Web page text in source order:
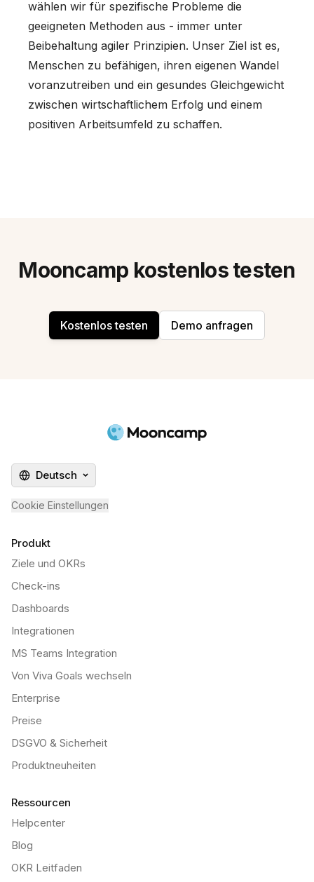
wählen wir für spezifische Probleme die
geeigneten Methoden aus - immer unter
Beibehaltung agiler Prinzipien. Unser Ziel ist es,
Menschen zu befähigen, ihren eigenen Wandel
voranzutreiben und ein gesundes Gleichgewicht
zwischen wirtschaftlichem Erfolg und einem
positiven Arbeitsumfeld zu schaffen.
Mooncamp kostenlos testen
Kostenlos testen Demo anfragen
Deutsch
Cookie Einstellungen
Produkt
Ziele und OKRs
Check-ins
Dashboards
Integrationen
MS Teams Integration
Von Viva Goals wechseln
Enterprise
Preise
DSGVO & Sicherheit
Produktneuheiten
Ressourcen
Helpcenter
Blog
OKR Leitfaden